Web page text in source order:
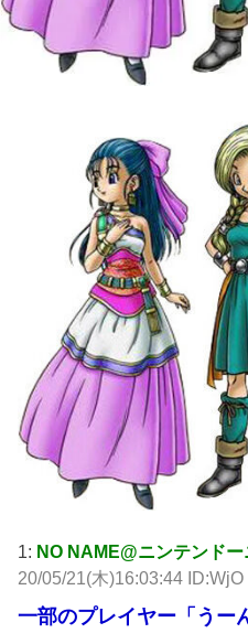
1: NO NAME@ニンテンド
20/05/21(木)16:03:44 ID:WjO
一部のプレイヤー「うー